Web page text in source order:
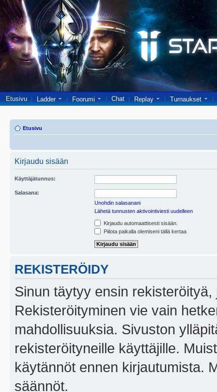
Etusivu Ladder Foorumi Chat Replay Turnaukset
Etusivu
Kirjaudu sisään
Käyttäjätunnus:
Salasana:
Unohdin salasanani
Lähetä tunnusten aktivointiviesti uudelleen
Kirjaudu automaattisesti sisään.
Piilota paikalla olemiseni tällä kertaa
REKISTERÖIDY
Sinun täytyy ensin
Rekisteröityminen vie vain
mahdollisuuksia. Sivuston
rekisteröityneille käyttäjille.
käytännöt ennen kirjautumista.
säännöt.